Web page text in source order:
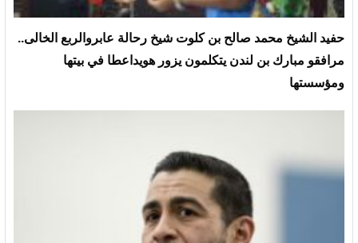
حفيد الشيخ محمد صالح بن كلوت شيخ رحالة عابروالربع الخالى..
مرافقو مبارك بن لندن يتكلمون يزور هويداعطا في بيتها
ومؤسستها